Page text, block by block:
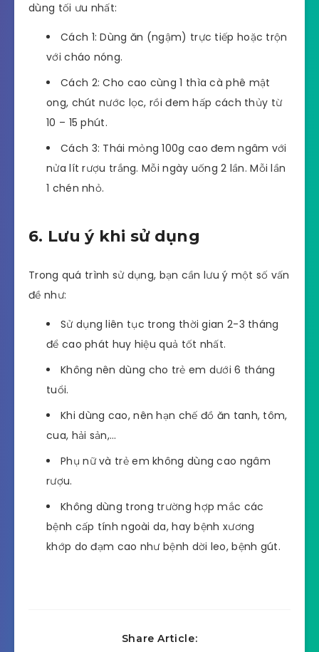
dùng tối ưu nhất:
Cách 1: Dùng ăn (ngậm) trực tiếp hoặc trộn
với cháo nóng.
Cách 2: Cho cao cùng 1 thìa cà phê mật
ong, chút nước lọc, rồi đem hấp cách thủy từ
10 – 15 phút.
Cách 3: Thái mỏng 100g cao đem ngâm với
nửa lít rượu trắng. Mỗi ngày uống 2 lần. Mỗi lần
1 chén nhỏ.
6. Lưu ý khi sử dụng
Trong quá trình sử dụng, bạn cần lưu ý một số vấn
đề như:
Sử dụng liên tục trong thời gian 2-3 tháng
để cao phát huy hiệu quả tốt nhất.
Không nên dùng cho trẻ em dưới 6 tháng
tuổi.
Khi dùng cao, nên hạn chế đồ ăn tanh, tôm,
cua, hải sản,…
Phụ nữ và trẻ em không dùng cao ngâm
rượu.
Không dùng trong trường hợp mắc các
bệnh cấp tính ngoài da, hay bệnh xương
khớp do đạm cao như bệnh dời leo, bệnh gút.
Share Article: